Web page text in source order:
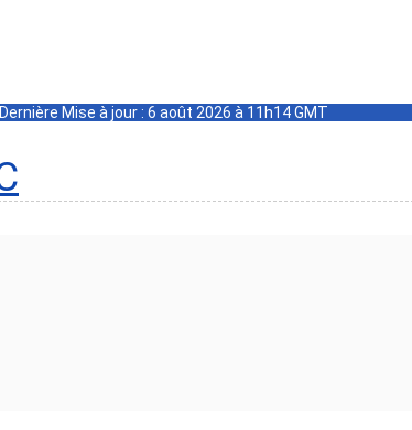
Dernière Mise à jour : 6 août 2026 à 11h14 GMT